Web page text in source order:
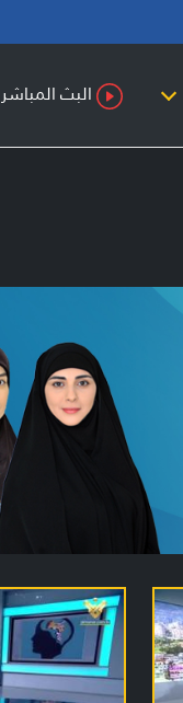
البث المباشر